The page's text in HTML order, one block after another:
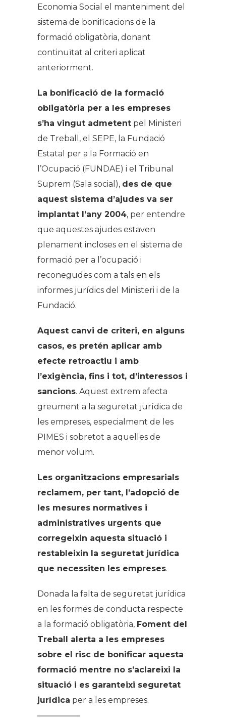
Economia Social el manteniment del
sistema de bonificacions de la
formació obligatòria, donant
continuïtat al criteri aplicat
anteriorment.
La bonificació de la formació
obligatòria per a les empreses
s’ha vingut admetent pel Ministeri
de Treball, el SEPE, la Fundació
Estatal per a la Formació en
l’Ocupació (FUNDAE) i el Tribunal
Suprem (Sala social), des de que
aquest sistema d’ajudes va ser
implantat l’any 2004, per entendre
que aquestes ajudes estaven
plenament incloses en el sistema de
formació per a l’ocupació i
reconegudes com a tals en els
informes jurídics del Ministeri i de la
Fundació.
Aquest canvi de criteri, en alguns
casos, es pretén aplicar amb
efecte retroactiu i amb
l’exigència, fins i tot, d’interessos i
sancions. Aquest extrem afecta
greument a la seguretat jurídica de
les empreses, especialment de les
PIMES i sobretot a aquelles de
menor volum.
Les organitzacions empresarials
reclamem, per tant, l’adopció de
les mesures normatives i
administratives urgents que
corregeixin aquesta situació i
restableixin la seguretat jurídica
que necessiten les empreses.
Donada la falta de seguretat jurídica
en les formes de conducta respecte
a la formació obligatòria, Foment del
Treball alerta a les empreses
sobre el risc de bonificar aquesta
formació mentre no s’aclareixi la
situació i es garanteixi seguretat
jurídica per a les empreses.